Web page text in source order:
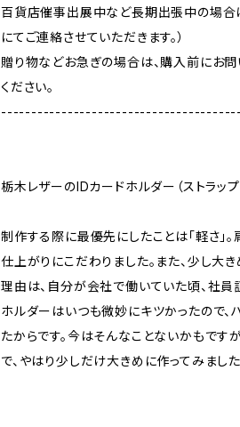
百貨店催事出展中など長期出張中の場合
にてご連絡させていただきます。）
贈り物などお急ぎの場合は、購入前にお
ください。
栃木レザーのIDカードホルダー（ストラッ
制作する際に最優先にしたことは「軽さ」
仕上がりにこだわりました。また、少し大き
理由は、自分が会社で働いていた頃、社
ホルダーはいつも微妙にキツかったので、
たからです。今はそんなことないかもです
で、やはり少しだけ大きめに作ってみました